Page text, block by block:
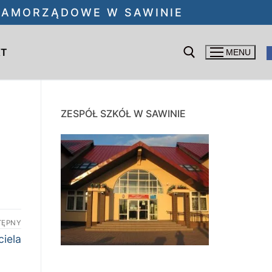
W SAWINIE
MENU
ZESPÓŁ SZKÓŁ W SAWINIE